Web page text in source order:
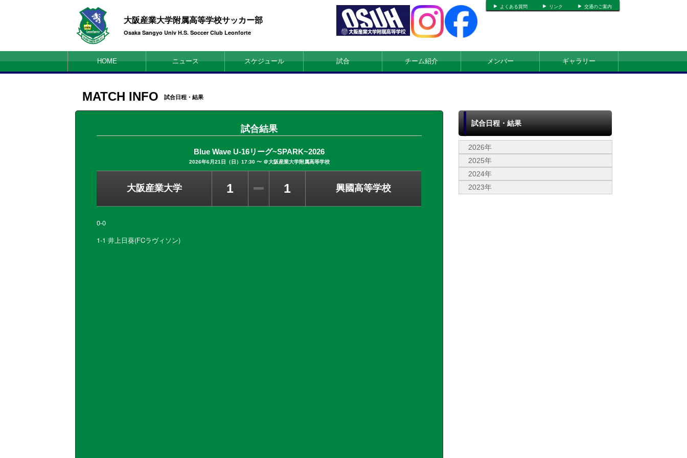
よくある質問 リンク 交通のご案内
大阪産業大学附属高等学校サッカー部
Osaka Sangyo Univ H.S. Soccer Club Leonforte
HOME ニュース スケジュール 試合 チーム紹介 メンバー ギャラリー
MATCH INFO 試合日程・結果
試合結果
Blue Wave U-16リーグ~SPARK~2026
2026年6月21日（日）17:30 〜 ＠大阪産業大学附属高等学校
大阪産業大学 1 1 興國高等学校
0-0
1-1 井上日葵(FCラヴィソン)
試合日程・結果
2026年
2025年
2024年
2023年